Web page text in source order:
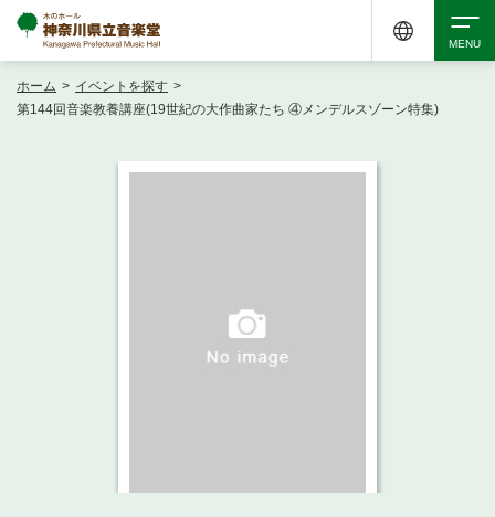
・ フロアマップ
ホーム > イベントを探す >
第144回音楽教養講座(19世紀の大作曲家たち ④メンデルスゾーン特集)